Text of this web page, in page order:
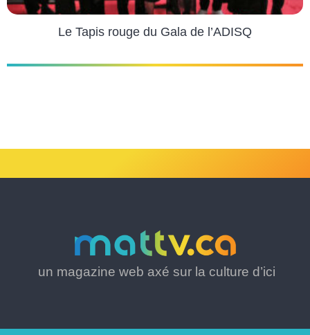
Le Tapis rouge du Gala de l’ADISQ
un magazine web axé sur la culture d’ici